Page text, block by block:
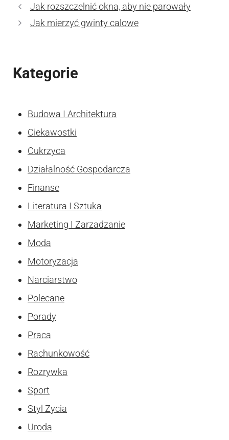
Jak rozszczelnić okna, aby nie parowały
Jak mierzyć gwinty calowe
Kategorie
Budowa I Architektura
Ciekawostki
Cukrzyca
Działalność Gospodarcza
Finanse
Literatura I Sztuka
Marketing I Zarzadzanie
Moda
Motoryzacja
Narciarstwo
Polecane
Porady
Praca
Rachunkowość
Rozrywka
Sport
Styl Zycia
Uroda